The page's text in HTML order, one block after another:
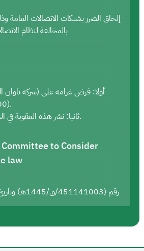
إلحاق الضرر بشبكات الاتصالات العامة
بالمخالفة لنظام
أولا: فرض غرامة على (شركة ناوان
(10,000) ريال سعودي.
ثانيا: نشر هذه العقوبة في الموقع الإلكتروني للهيئة.
to Consider
law
رقم (451141003/ق/1445هـ) وتاريخ (02/09/1445هـ)